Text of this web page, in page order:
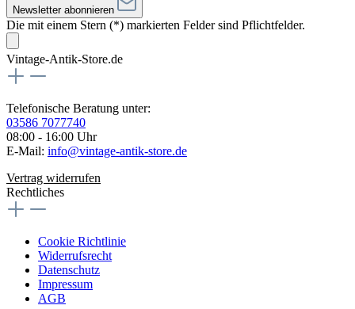
Newsletter abonnieren
Die mit einem Stern (*) markierten Felder sind Pflichtfelder.
Vintage-Antik-Store.de
Telefonische Beratung unter:
03586 7077740
08:00 - 16:00 Uhr
E-Mail: info@vintage-antik-store.de
Vertrag widerrufen
Rechtliches
Cookie Richtlinie
Widerrufsrecht
Datenschutz
Impressum
AGB